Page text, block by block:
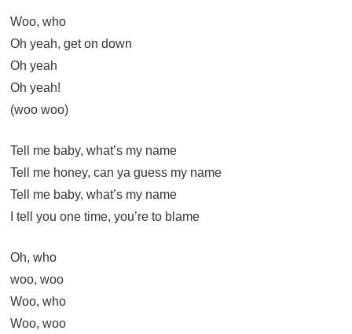
Woo, who
Oh yeah, get on down
Oh yeah
Oh yeah!
(woo woo)
Tell me baby, what’s my name
Tell me honey, can ya guess my name
Tell me baby, what’s my name
I tell you one time, you’re to blame
Oh, who
woo, woo
Woo, who
Woo, woo